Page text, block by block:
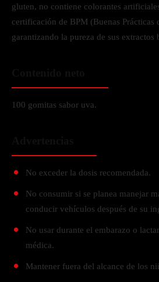
gluten, no contiene colorantes
certificación de BPM (Buenas Prácticas
garantizando la pureza de sus extractos
100 gomitas sabor uva.
No exceder la dosis recomendada.
No consumir si se planea manejar
conducir vehículos después de su
No usar durante el embarazo o
médica.
Mantener fuera del alcance de los